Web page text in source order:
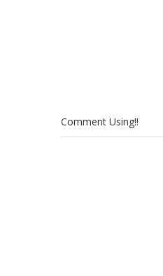
Comment Using!!